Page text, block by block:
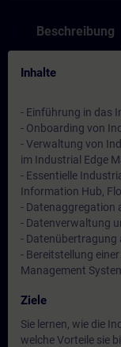
Beschreibung
Inhalte
- Einführung in das
- Onboarding von
- Verwaltung von
im Industrial Edge
- Essentielle
Information Hub,
- Datenaggregation
- Datenverwaltung
- Datenübertragung
- Bereitstellung
Management
Ziele
Sie lernen, wie die
welche Vorteile sie